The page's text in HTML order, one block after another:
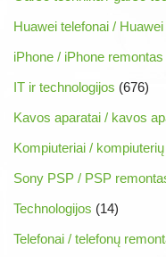
Huawei telefonai /
iPhone / iPhone remontas
IT ir technologijos (676)
Kavos aparatai / kavos
Kompiuteriai /
Sony PSP / PSP
Technologijos (14)
Telefonai / telefonų